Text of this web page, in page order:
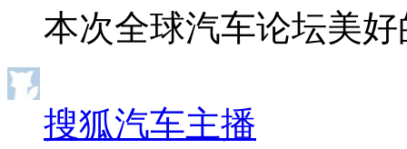
本次全球汽车论坛美
搜狐汽车主播